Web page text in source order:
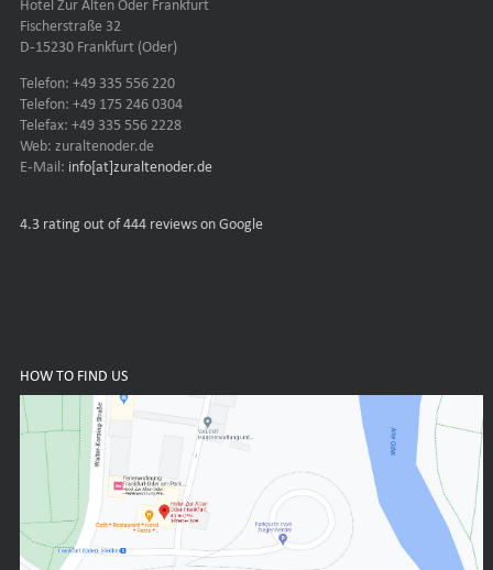
Fischerstraße 32
D-15230 Frankfurt (Oder)
Telefon: +49 335 556 220
Telefon: +49 175 246 0304
Telefax: +49 335 556 2228
Web: zuraltenoder.de
E-Mail: info[at]zuraltenoder.de
4.3 rating out of 444 reviews on Google
HOW TO FIND US